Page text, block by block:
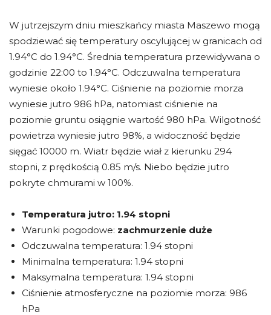
W jutrzejszym dniu mieszkańcy miasta Maszewo mogą
spodziewać się temperatury oscylującej w granicach od
1.94°C do 1.94°C. Średnia temperatura przewidywana o
godzinie 22:00 to 1.94°C. Odczuwalna temperatura
wyniesie około 1.94°C. Ciśnienie na poziomie morza
wyniesie jutro 986 hPa, natomiast ciśnienie na
poziomie gruntu osiągnie wartość 980 hPa. Wilgotność
powietrza wyniesie jutro 98%, a widoczność będzie
sięgać 10000 m. Wiatr będzie wiał z kierunku 294
stopni, z prędkością 0.85 m/s. Niebo będzie jutro
pokryte chmurami w 100%.
Temperatura jutro: 1.94 stopni
Warunki pogodowe: zachmurzenie duże
Odczuwalna temperatura: 1.94 stopni
Minimalna temperatura: 1.94 stopni
Maksymalna temperatura: 1.94 stopni
Ciśnienie atmosferyczne na poziomie morza: 986
hPa